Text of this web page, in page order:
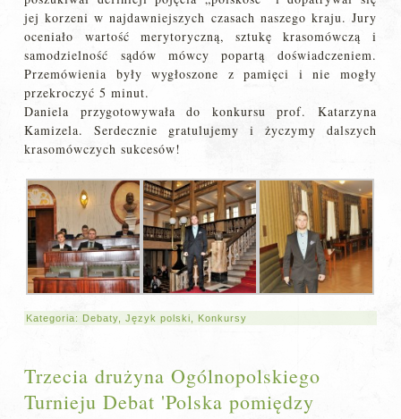
jej korzeni w najdawniejszych czasach naszego kraju. Jury
oceniało wartość merytoryczną, sztukę krasomówczą i
samodzielność sądów mówcy popartą doświadczeniem.
Przemówienia były wygłoszone z pamięci i nie mogły
przekroczyć 5 minut.
Daniela przygotowywała do konkursu prof. Katarzyna
Kamizela. Serdecznie gratulujemy i życzymy dalszych
krasomówczych sukcesów!
Kategoria: Debaty,Język polski, Konkursy
Trzecia drużyna Ogólnopolskiego
Turnieju Debat 'Polska pomiędzy